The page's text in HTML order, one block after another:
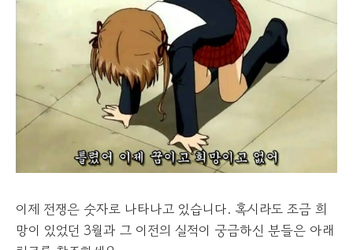
이제 전쟁은 숫자로 나타나고 있습니다. 혹시라도 조금 희
망이 있었던 3월과 그 이전의 실적이 궁금하신 분들은 아래